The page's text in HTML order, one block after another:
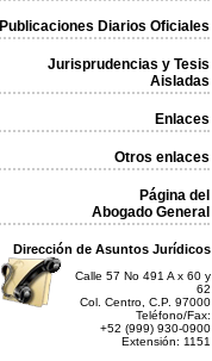
Publicaciones Diarios Oficiales
Jurisprudencias y Tesis
Aisladas
Enlaces
Otros enlaces
Página del
Abogado General
Dirección de Asuntos Jurídicos
Calle 57 No 491 A x 60 y
62
Col. Centro, C.P. 97000
Teléfono/Fax:
+52 (999) 930-0900
Extensión: 1151